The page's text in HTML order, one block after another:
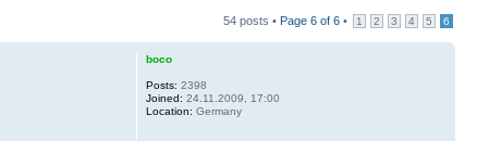
54 posts • Page 6 of 6 • 1 2 3 4 5 6
boco
Posts: 2398
Joined: 24.11.2009, 17:00
Location: Germany